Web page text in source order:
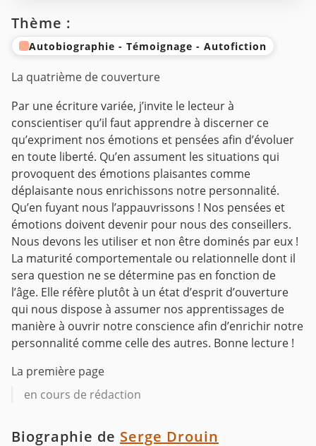
Thème :
Autobiographie - Témoignage - Autofiction
La quatrième de couverture
Par une écriture variée, j’invite le lecteur à
conscientiser qu’il faut apprendre à discerner ce
qu’expriment nos émotions et pensées afin d’évoluer
en toute liberté. Qu’en assument les situations qui
provoquent des émotions plaisantes comme
déplaisante nous enrichissons notre personnalité.
Qu’en fuyant nous l’appauvrissons ! Nos pensées et
émotions doivent devenir pour nous des conseillers.
Nous devons les utiliser et non être dominés par eux !
La maturité comportementale ou relationnelle dont il
sera question ne se détermine pas en fonction de
l’âge. Elle réfère plutôt à un état d’esprit d’ouverture
qui nous dispose à assumer nos apprentissages de
manière à ouvrir notre conscience afin d’enrichir notre
personnalité comme celle des autres. Bonne lecture !
La première page
en cours de rédaction
Biographie de Serge Drouin